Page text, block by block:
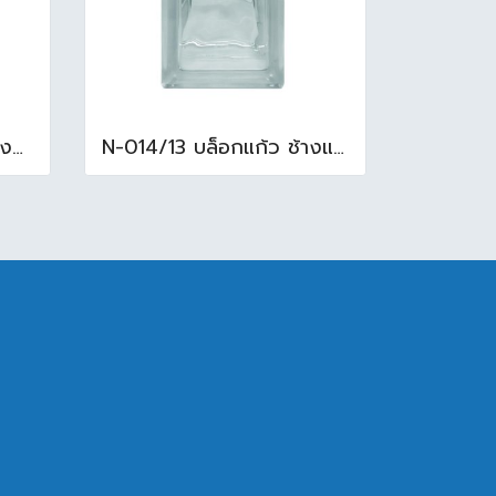
N-003/13 บล็อกแก้ว ช้างแก้ว WOW พริ้วแก้ว ( 24x11.5x8cm ) N-014/13 บล็อกแก้ว ช้างแแก้ว WOW หยาดเพชร ( 24x11.5x8 cm.)